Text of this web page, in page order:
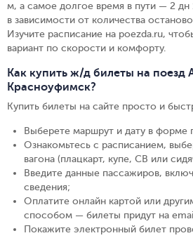
м, а самое долгое время в пути — 2 дн
в зависимости от количества
Изучите расписание на poezda.ru,
вариант по скорости и комфорту.
Как купить ж/д билеты на поезд
Красноуфимск?
Купить билеты на сайте просто и
Выберете маршрут и дату в форме
Ознакомьтесь с расписанием,
вагона (плацкарт, купе, СВ или
Введите данные пассажиров,
сведения;
Оплатите онлайн картой или
способом — билеты придут на
Покажите электронный билет